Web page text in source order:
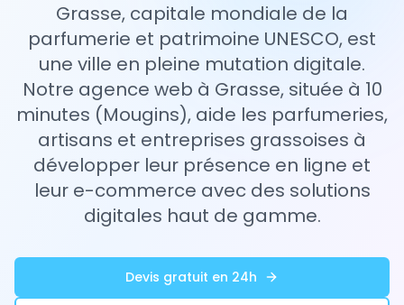
Grasse, capitale mondiale de la
parfumerie et patrimoine UNESCO, est
une ville en pleine mutation digitale.
Notre agence web à Grasse, située à 10
minutes (Mougins), aide les parfumeries,
artisans et entreprises grassoises à
développer leur présence en ligne et
leur e-commerce avec des solutions
digitales haut de gamme.
Devis gratuit en 24h